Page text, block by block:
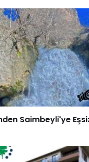
Saimbeyli'ye